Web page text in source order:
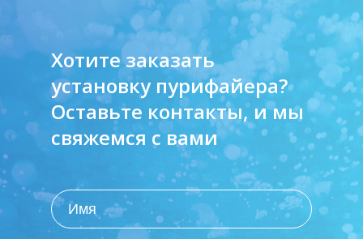
Хотите заказать
установку пурифайера?
Оставьте контакты, и мы
свяжемся с вами